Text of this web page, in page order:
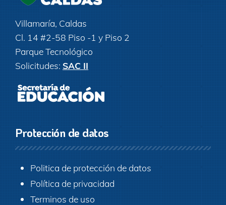
Villamaría, Caldas
Cl. 14 #2-58 Piso -1 y Piso 2
Parque Tecnológico
Solicitudes: SAC II
Protección de datos
Politica de protección de datos
Política de privacidad
Terminos de uso